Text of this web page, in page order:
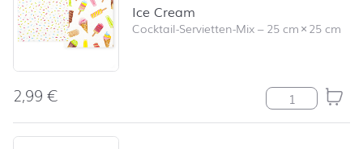
Ice Cream
Cocktail-Servietten-Mix–25 cm×25 cm
2,99€ Ice Cream